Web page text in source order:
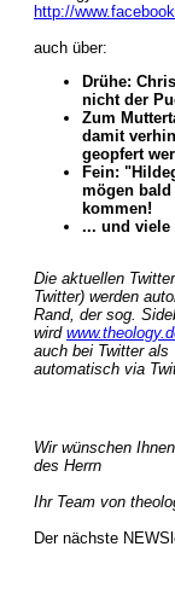
http://
auch über:
Drühe:
nicht der
Zum
damit
geopfert
Fein:
mögen
kommen!
... und viele
Die aktuellen
Twitter) werden
Rand, der sog.
wird
auch bei Twitter als
automatisch via
Wir wünschen
des Herrn
Ihr Team von
Der nächste